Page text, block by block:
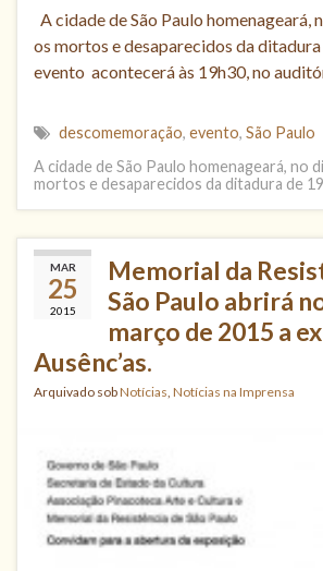
A cidade de São Paulo homenageará,
os mortos e desaparecidos da
evento acontecerá às 19h30, no
descomemoração, evento, São Paulo
A cidade de São Paulo homenageará, no
mortos e desaparecidos da ditadura de
MAR
25
2015
Memorial da
São Paulo abrirá
março de 2015 a
Ausênc’as.
Arquivado sobNotícias Notícias na Imprensa